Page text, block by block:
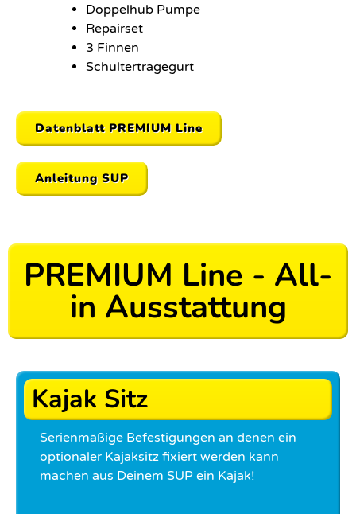
Doppelhub Pumpe
Repairset
3 Finnen
Schultertragegurt
Datenblatt PREMIUM Line
Anleitung SUP
PREMIUM Line - All-
in Ausstattung
Kajak Sitz
Serienmäßige Befestigungen an denen ein
optionaler Kajaksitz fixiert werden kann
machen aus Deinem SUP ein Kajak!